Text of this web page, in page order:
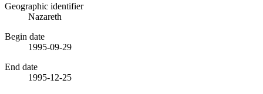
Geographic identifier
Nazareth
Begin date
1995-09-29
End date
1995-12-25